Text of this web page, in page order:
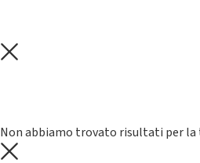
Non abbiamo trovato risultati per la